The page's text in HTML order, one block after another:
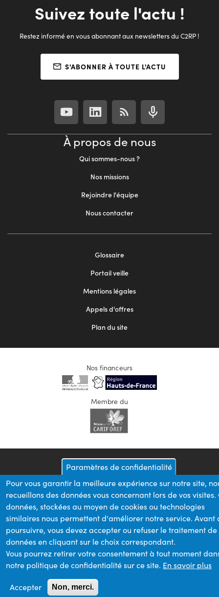
Suivez toute l'actu !
Restez informé en vous abonnant aux newsletters du C2RP !
S'ABONNER À TOUTE L'ACTU
À propos de nous
Qui sommes-nous ?
Nos missions
Rejoindre l'équipe
Nous contacter
Glossaire
Portail veille
Mentions légales
Appels d'offres
Plan du site
Nos financeurs
Membre du
Paramètres de confidentialité
Pour vous garantir la meilleure expérience sur notre site,
recueillons des données vous concernant lors de vos visites.
données, stockées au moyen de cookies ou technologies
similaires nous permettent d'améliorer notre service. Avant
poursuivre, vous devez accepter ou refuser le traitement de
données en cliquant sur le choix correspondant.
Vous pourrez retirer votre consentement à tout moment
notre politique de confidentialité sur ce site. En savoir plus
Accepter Non, merci.